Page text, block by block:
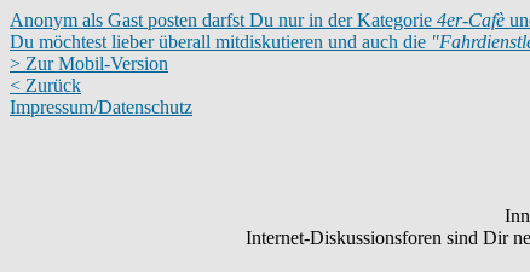
Anonym als Gast posten darfst Du nur in der Kategorie 4er-Cafè
Du möchtest lieber überall mitdiskutieren und auch die
> Zur Mobil-Version
< Zurück
Impressum/Datenschutz
Internet-Diskussionsforen sind Dir